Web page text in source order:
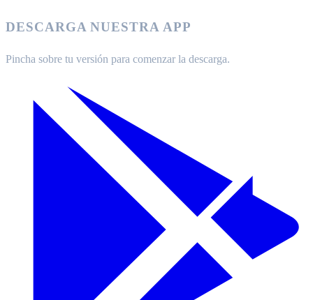
DESCARGA NUESTRA APP
Pincha sobre tu versión para comenzar la descarga.